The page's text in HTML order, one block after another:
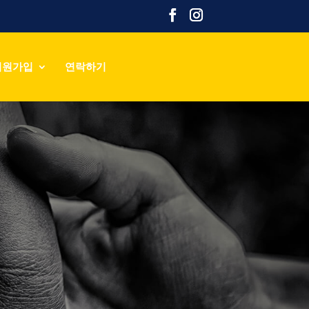
가입 연락하기